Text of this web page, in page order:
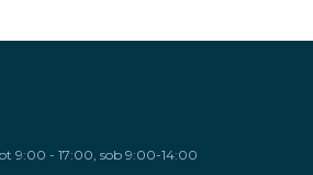
9:00 - 17:00, sob 9:00-14:00